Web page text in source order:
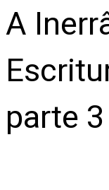
A
parte 3